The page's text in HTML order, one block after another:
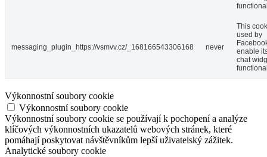
messaging_plugin_https://vsmvv.cz/_168166543306168 never
This
used by
enable
chat
Výkonnostní soubory cookie
Výkonnostní soubory cookie
Výkonnostní soubory cookie se používají k pochopení a analýze
klíčových výkonnostních ukazatelů webových stránek, které
pomáhají poskytovat návštěvníkům lepší uživatelský zážitek.
Analytické soubory cookie